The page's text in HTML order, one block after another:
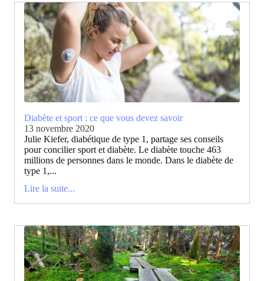
Diabète et sport : ce que vous devez savoir
13 novembre 2020
Julie Kiefer, diabétique de type 1, partage ses conseils
pour concilier sport et diabète. Le diabète touche 463
millions de personnes dans le monde. Dans le diabète de
type 1,...
Lire la suite...